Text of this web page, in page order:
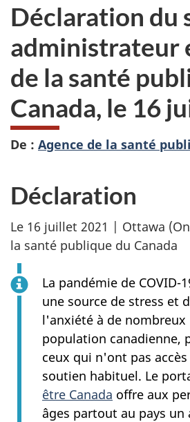
Déclaration du
administrateur
de la santé
Canada, le 16
De : Agence de la santé
Déclaration
Le 16 juillet 2021 | Ottawa
la santé publique du Canada
La pandémie de
une source de stress et
l'anxiété à de nombreux
population canadienne,
ceux qui n'ont pas
soutien habituel. Le
être Canada offre aux
âges partout au pays un